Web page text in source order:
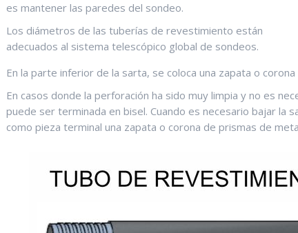
es mantener las paredes del sondeo.
Los diámetros de las tuberías de revestimiento están
adecuados al sistema telescópico global de sondeos.
En la parte inferior de la sarta, se coloca una zapata o
En casos donde la perforación ha sido muy limpia y no es
puede ser terminada en bisel. Cuando es necesario bajar
como pieza terminal una zapata o corona de prismas de